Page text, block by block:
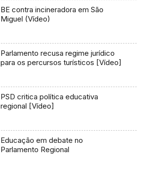
BE contra incineradora em São
Miguel (Vídeo)
Parlamento recusa regime jurídico
para os percursos turísticos [Vídeo]
PSD critica política educativa
regional [Vídeo]
Educação em debate no
Parlamento Regional